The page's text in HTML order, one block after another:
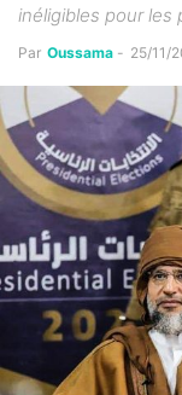
inéligibles pour les
Par Oussama - 25/11/